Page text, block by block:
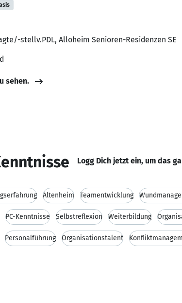
stellv.PDL, Alloheim Senioren-Residenzen SE
sehen.
Logg Dich jetzt ein, um das
Altenheim Teamentwicklung
PC-Kenntnisse Selbstreflexion Weiterbildung
Personalführung Organisationstalent